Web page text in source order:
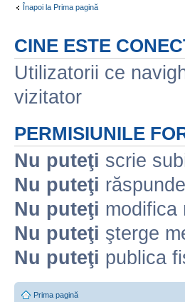
Înapoi la Prima pagină
CINE ESTE
Utilizatorii ce
vizitator
PERMISIUNILE
Nu puteţi scrie
Nu puteţi
Nu puteţi modifica
Nu puteţi şterge
Nu puteţi publica
Prima pagină